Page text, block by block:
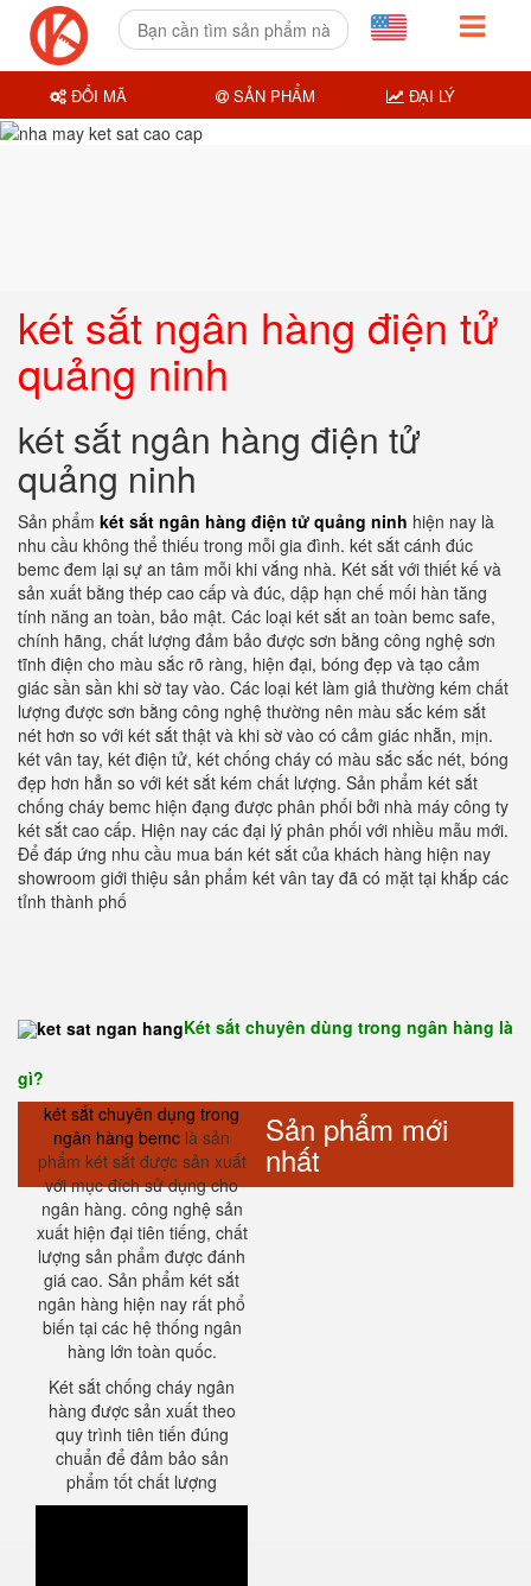
két sắt ngân hàng điện tử
quảng ninh
két sắt ngân hàng điện tử
quảng ninh
Sản phẩm két sắt ngân hàng điện tử quảng ninh hiện nay là
nhu cầu không thể thiếu trong mỗi gia đình. két sắt cánh đúc
bemc đem lại sự an tâm mỗi khi vắng nhà. Két sắt với thiết kế và
sản xuất bằng thép cao cấp và đúc, dập hạn chế mối hàn tăng
tính năng an toàn, bảo mật. Các loại két sắt an toàn bemc safe,
chính hãng, chất lượng đảm bảo được sơn bằng công nghệ sơn
tĩnh điện cho màu sắc rõ ràng, hiện đại, bóng đẹp và tạo cảm
giác sần sần khi sờ tay vào. Các loại két làm giả thường kém chất
lượng được sơn bằng công nghệ thường nên màu sắc kém sắt
nét hơn so với két sắt thật và khi sờ vào có cảm giác nhẵn, mịn.
két vân tay, két điện tử, két chống cháy có màu sắc sắc nét, bóng
đẹp hơn hẳn so với két sắt kém chất lượng. Sản phẩm két sắt
chống cháy bemc hiện đạng được phân phối bởi nhà máy công ty
két sắt cao cấp. Hiện nay các đại lý phân phối với nhiều mẫu mới.
Để đáp ứng nhu cầu mua bán két sắt của khách hàng hiện nay
showroom giới thiệu sản phẩm két vân tay đã có mặt tại khắp các
tỉnh thành phố
Két sắt chuyên dùng trong ngân hàng là
gì?
két sắt chuyên dụng trong
ngân hàng bemc là sản
phẩm két sắt được sản xuất
với mục đích sử dụng cho
ngân hàng. công nghệ sản
xuất hiện đại tiên tiếng, chất
lượng sản phẩm được đánh
giá cao. Sản phẩm két sắt
ngân hàng hiện nay rất phổ
biến tại các hệ thống ngân
hàng lớn toàn quốc.
Két sắt chống cháy ngân
hàng được sản xuất theo
quy trình tiên tiến đúng
chuẩn để đảm bảo sản
phẩm tốt chất lượng
Sản phẩm mới
nhất
ĐỔI MÃ SẢN PHẨM ĐẠI LÝ